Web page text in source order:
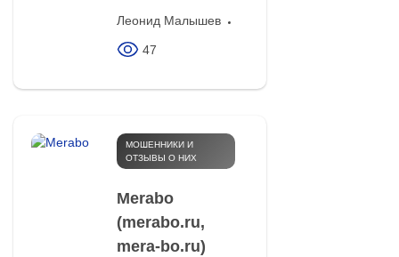
Леонид Малышев
47
МОШЕННИКИ И
ОТЗЫВЫ О НИХ
Merabo
(merabo.ru,
mera-bo.ru)